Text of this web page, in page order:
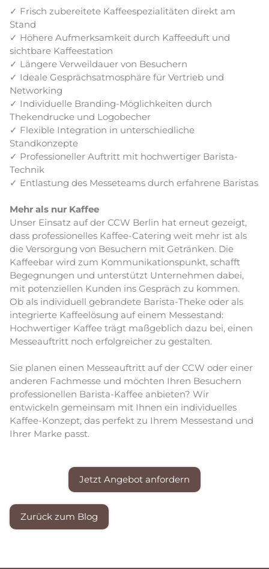
✓ Frisch zubereitete Kaffeespezialitäten direkt am
Stand
✓ Höhere Aufmerksamkeit durch Kaffeeduft und
sichtbare Kaffeestation
✓ Längere Verweildauer von Besuchern
✓ Ideale Gesprächsatmosphäre für Vertrieb und
Networking
✓ Individuelle Branding-Möglichkeiten durch
Thekendrucke und Logobecher
✓ Flexible Integration in unterschiedliche
Standkonzepte
✓ Professioneller Auftritt mit hochwertiger Barista-
Technik
✓ Entlastung des Messeteams durch erfahrene Baristas
Mehr als nur Kaffee
Unser Einsatz auf der CCW Berlin hat erneut gezeigt,
dass professionelles Kaffee-Catering weit mehr ist als
die Versorgung von Besuchern mit Getränken. Die
Kaffeebar wird zum Kommunikationspunkt, schafft
Begegnungen und unterstützt Unternehmen dabei,
mit potenziellen Kunden ins Gespräch zu kommen.
Ob als individuell gebrandete Barista-Theke oder als
integrierte Kaffeelösung auf einem Messestand:
Hochwertiger Kaffee trägt maßgeblich dazu bei, einen
Messeauftritt noch erfolgreicher zu gestalten.
Sie planen einen Messeauftritt auf der CCW oder einer
anderen Fachmesse und möchten Ihren Besuchern
professionellen Barista-Kaffee anbieten? Wir
entwickeln gemeinsam mit Ihnen ein individuelles
Kaffee-Konzept, das perfekt zu Ihrem Messestand und
Ihrer Marke passt.
Jetzt Angebot anfordern
Zurück zum Blog